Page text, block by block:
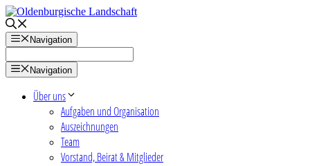
Zum
Inhalt
springenNavigation
Navigation
Über uns
Aufgaben und Organisation
Auszeichnungen
Team
Vorstand, Beirat & Mitglieder